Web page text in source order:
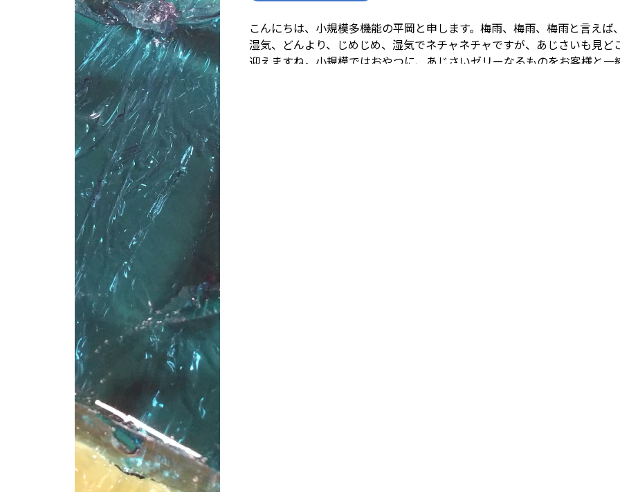
こんにちは、小規模多機能の平岡と申します。 梅雨、梅雨、梅雨と言えば
湿気、どんより、 じめじめ、湿気でネチャネチャですが、 あじさいも見ど
迎えますね。 小規模ではおやつに、あじさいゼリーなるものをお客様と一